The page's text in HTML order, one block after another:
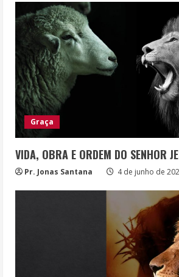
Graça
VIDA, OBRA E ORDEM DO SENHOR
Pr. Jonas Santana 4 de junho de